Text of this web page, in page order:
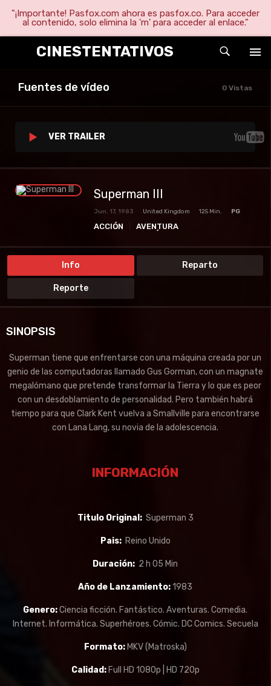
"¡Importante! Pasfox.com ahora es pasfox.co. Para acceder
al contenido, solo elimina la 'm' para acceder al enlace."
CINESTENTATIVOS
Fuentes de vídeo 0 Vistas
VER TRAILER
Superman III
Jun. 17, 1983 United Kingdom 125 Min. PG
ACCIÓN
AVENTURA
SUPER HÉROES
Info Reparto
Reporte
SINOPSIS
Superman tiene que enfrentarse con una máquina creada por un
genio de las computadoras llamado Gus Gorman, con un magnate
megalómano que pretende transformar la Tierra y lo que es peor
con un desdoblamiento de personalidad. Pero también habrá
tiempo para que Clark Kent vuelva a Smallville para encontrarse
con Lana Lang, su novia de la adolescencia.
INFORMACIÓN
Titulo Original: Superman 3
Pais:Reino Unido
Duración: 2 h 05 Min
Año de Lanzamiento:1983
Genero:Ciencia ficción. Fantástico. Aventuras. Comedia.
Internet. Informática. Superhéroes. Cómic. DC Comics. Secuela
Formato: MKV (Matroska)
Calidad: Full HD 1080p | HD 720p